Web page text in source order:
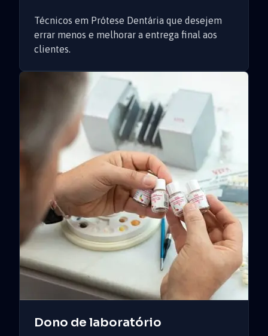
Técnicos em Prótese Dentária que desejem
errar menos e melhorar a entrega final aos
clientes.
Dono de laboratório